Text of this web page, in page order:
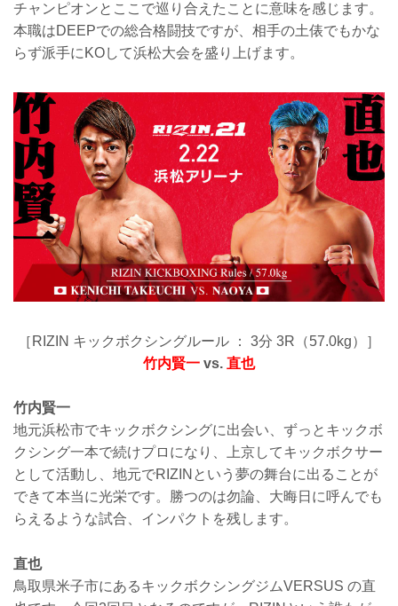
チャンピオンとここで巡り合えたことに意味を感じます。
本職はDEEPでの総合格闘技ですが、相手の土俵でもかな
らず派手にKOして浜松大会を盛り上げます。
［RIZIN キックボクシングルール ： 3分 3R（57.0kg）］
竹内賢一 vs. 直也
竹内賢一
地元浜松市でキックボクシングに出会い、ずっとキックボ
クシング一本で続けプロになり、上京してキックボクサー
として活動し、地元でRIZINという夢の舞台に出ることが
できて本当に光栄です。勝つのは勿論、大晦日に呼んでも
らえるような試合、インパクトを残します。
直也
鳥取県米子市にあるキックボクシングジムVERSUS の直